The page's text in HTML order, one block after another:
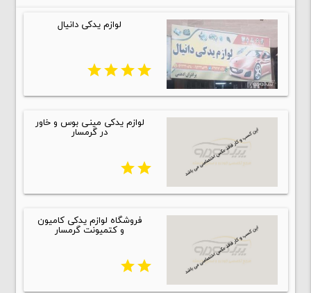
لوازم یدکی دانیال
star
star
star
star
لوازم یدکی مینی بوس و خاور
در گرمسار
star
star
فروشگاه لوازم یدکی کامیون
و کتمیونت گرمسار
star
star